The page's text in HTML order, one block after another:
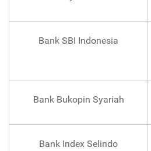
Bank SBI Indonesia
Bank Bukopin Syariah
Bank Index Selindo